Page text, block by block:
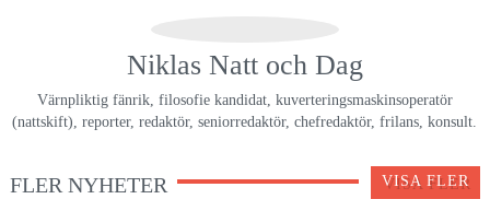
Niklas Natt och Dag
Värnpliktig fänrik, filosofie kandidat, kuverteringsmaskinsoperatör
(nattskift), reporter, redaktör, seniorredaktör, chefredaktör, frilans, konsult.
FLER NYHETER VISA FLER